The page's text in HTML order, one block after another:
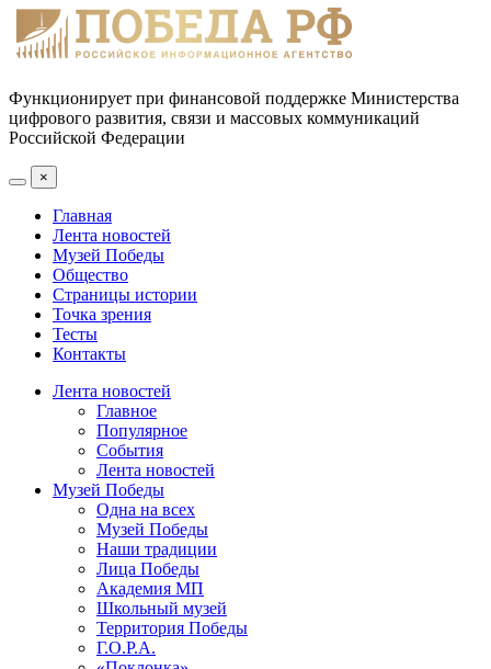
Функционирует при финансовой поддержке Министерства
цифрового развития, связи и массовых коммуникаций
Российской Федерации
×
Главная
Лента новостей
Музей Победы
Общество
Страницы истории
Точка зрения
Тесты
Контакты
Лента новостей
Главное
Популярное
События
Лента новостей
Музей Победы
Одна на всех
Музей Победы
Наши традиции
Лица Победы
Академия МП
Школьный музей
Территория Победы
Г.О.Р.А.